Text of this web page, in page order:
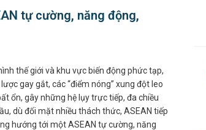
tự cường, năng động,
thế giới và khu vực biến động phức tạp,
gay gắt, các “điểm nóng” xung đột leo
ổn, gây những hệ lụy trực tiếp, đa chiều
dù đối mặt nhiều thách thức, ASEAN tiếp
hướng tới một ASEAN tự cường, năng